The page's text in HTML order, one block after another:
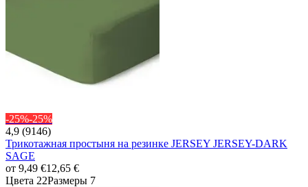
-25%-25%
4,9 (9146)
Трикотажная простыня на резинке JERSEY JERSEY-DARK
SAGE
от 9,49 €12,65 €
Цвета 22Размеры 7